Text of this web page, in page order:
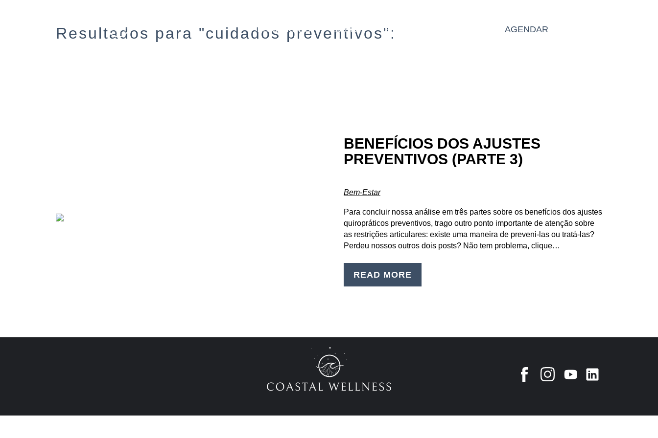
BENEFÍCIOS SOBRE SERVIÇOS AGENDAR
Resultados para "cuidados preventivos":
BENEFÍCIOS DOS AJUSTES
PREVENTIVOS (PARTE 3)
Bem-Estar
Para concluir nossa análise em três partes sobre os benefícios dos ajustes
quiropráticos preventivos, trago outro ponto importante de atenção sobre
as restrições articulares: existe uma maneira de preveni-las ou tratá-las?
Perdeu nossos outros dois posts? Não tem problema, clique…
READ MORE